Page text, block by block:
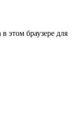
этом браузере для